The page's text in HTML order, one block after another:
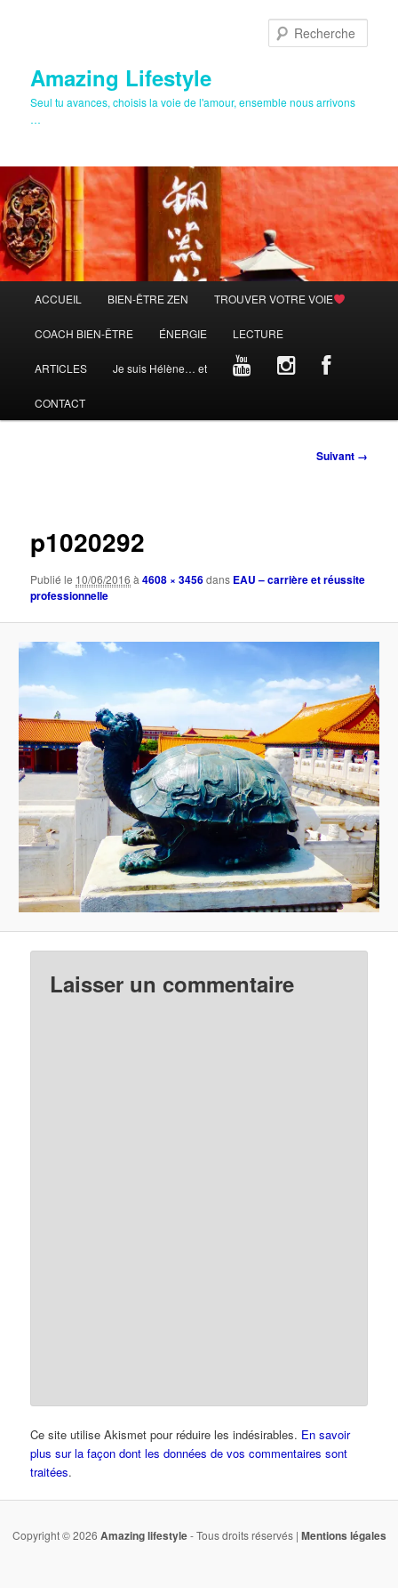
Amazing Lifestyle
Seul tu avances, choisis la voie de l'amour, ensemble nous arrivons
…
principal
ACCUEIL BIEN-ÊTRE ZEN TROUVER VOTRE VOIE
COACH BIEN-ÊTRE ÉNERGIE LECTURE
ARTICLES Je suis Hélène… et
CONTACT
Suivant →
p1020292
Publié le 10/06/2016 à4608 × 3456dans EAU – carrière et réussite
professionnelle
Laisser un commentaire
Ce site utilise Akismet pour réduire les indésirables. En savoir
plus sur la façon dont les données de vos commentaires sont
traitées.
Copyright © 2026 Amazing lifestyle- Tous droits réservés | Mentions légales